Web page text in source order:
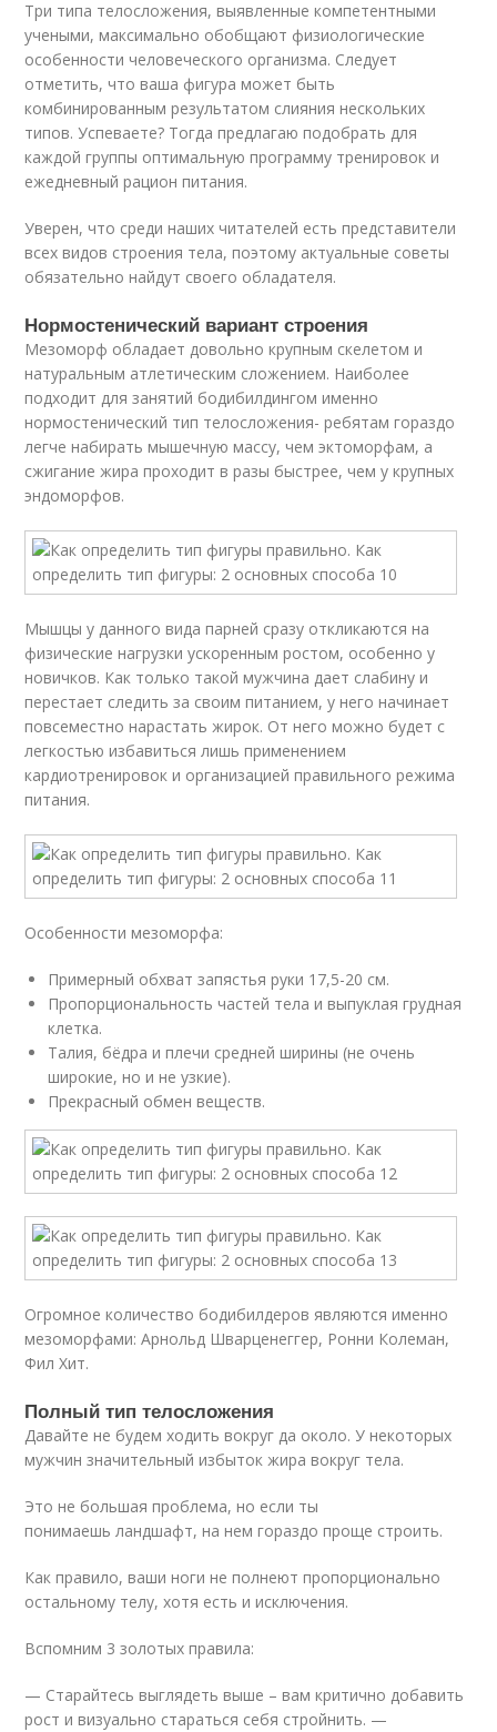
Три типа телосложения, выявленные компетентными
учеными, максимально обобщают физиологические
особенности человеческого организма. Следует
отметить, что ваша фигура может быть
комбинированным результатом слияния нескольких
типов. Успеваете? Тогда предлагаю подобрать для
каждой группы оптимальную программу тренировок и
ежедневный рацион питания.
Уверен, что среди наших читателей есть представители
всех видов строения тела, поэтому актуальные советы
обязательно найдут своего обладателя.
Нормостенический вариант строения
Мезоморф обладает довольно крупным скелетом и
натуральным атлетическим сложением. Наиболее
подходит для занятий бодибилдингом именно
нормостенический тип телосложения- ребятам гораздо
легче набирать мышечную массу, чем эктоморфам, а
сжигание жира проходит в разы быстрее, чем у крупных
эндоморфов.
Мышцы у данного вида парней сразу откликаются на
физические нагрузки ускоренным ростом, особенно у
новичков. Как только такой мужчина дает слабину и
перестает следить за своим питанием, у него начинает
повсеместно нарастать жирок. От него можно будет с
легкостью избавиться лишь применением
кардиотренировок и организацией правильного режима
питания.
Особенности мезоморфа:
Примерный обхват запястья руки 17,5-20 см.
Пропорциональность частей тела и выпуклая грудная
клетка.
Талия, бёдра и плечи средней ширины (не очень
широкие, но и не узкие).
Прекрасный обмен веществ.
Огромное количество бодибилдеров являются именно
мезоморфами: Арнольд Шварценеггер, Ронни Колеман,
Фил Хит.
Полный тип телосложения
Давайте не будем ходить вокруг да около. У некоторых
мужчин значительный избыток жира вокруг тела.
Это не большая проблема, но если ты
понимаешь ландшафт, на нем гораздо проще строить.
Как правило, ваши ноги не полнеют пропорционально
остальному телу, хотя есть и исключения.
Вспомним 3 золотых правила:
— Старайтесь выглядеть выше – вам критично добавить
рост и визуально стараться себя стройнить. —